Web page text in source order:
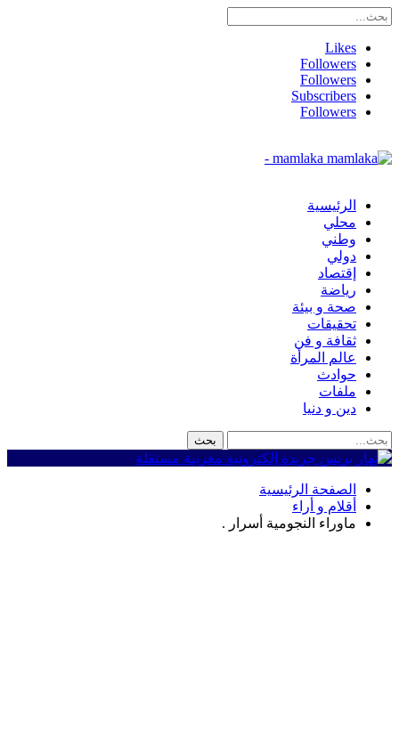
Likes
Followers
Followers
Subscribers
Followers
mamlaka -
الرئيسية
محلي
وطني
دولي
إقتصاد
رياضة
صحة و بيئة
تحقيقات
ثقافة و فن
عالم المرأة
حوادث
ملفات
دين و دنيا
الصفحة الرئيسية
أقلام و أراء
ماوراء النجومية أسرار .